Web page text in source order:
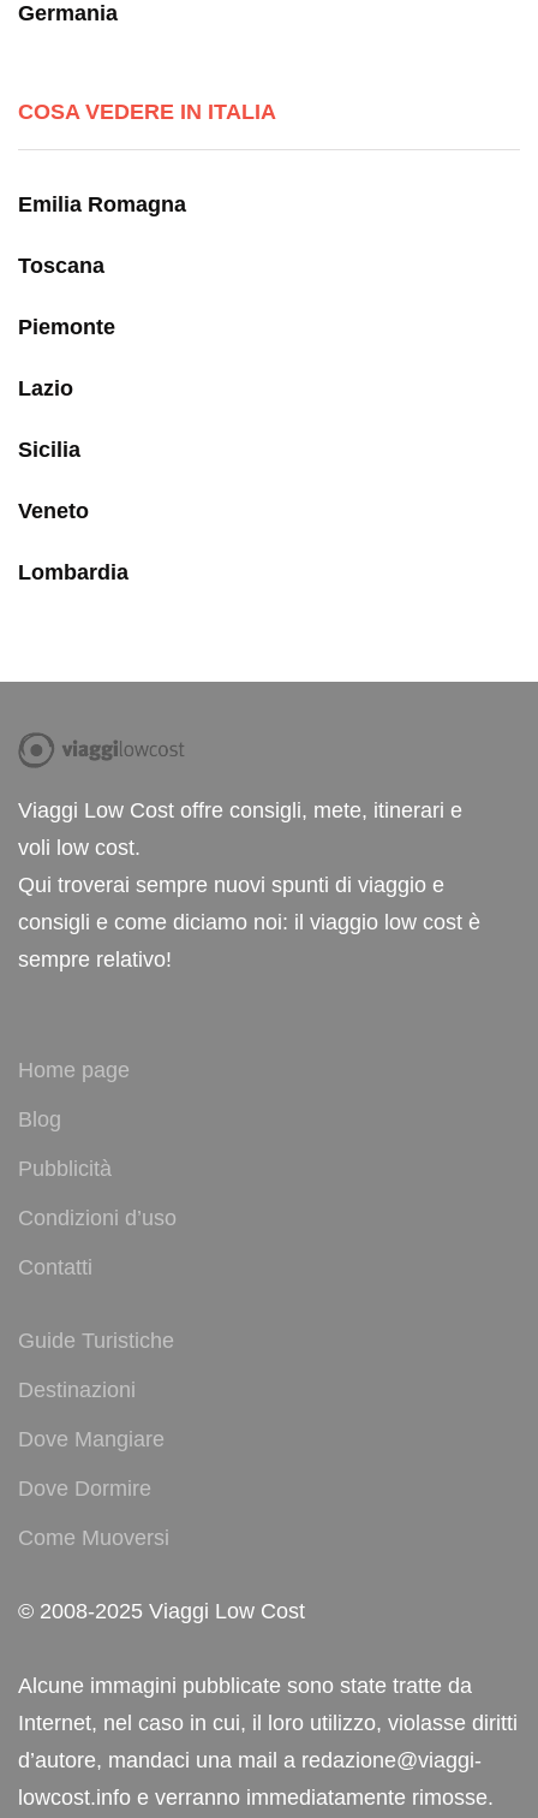
Germania
COSA VEDERE IN ITALIA
Emilia Romagna
Toscana
Piemonte
Lazio
Sicilia
Veneto
Lombardia
Viaggi Low Cost offre consigli, mete, itinerari e
voli low cost.
Qui troverai sempre nuovi spunti di viaggio e
consigli e come diciamo noi: il viaggio low cost è
sempre relativo!
Home page
Blog
Pubblicità
Condizioni d’uso
Contatti
Guide Turistiche
Destinazioni
Dove Mangiare
Dove Dormire
Come Muoversi
© 2008-2025 Viaggi Low Cost
Alcune immagini pubblicate sono state tratte da
Internet, nel caso in cui, il loro utilizzo, violasse diritti
d’autore, mandaci una mail a redazione@viaggi-
lowcost.info e verranno immediatamente rimosse.